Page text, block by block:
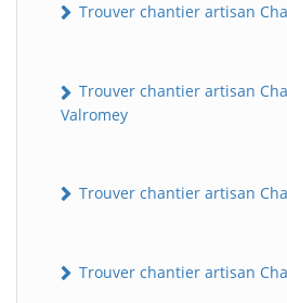
Trouver chantier artisan
Trouver chantier artisan
Valromey
Trouver chantier artisan
Trouver chantier artisan